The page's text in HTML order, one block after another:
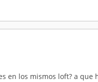
en los mismos loft? a que